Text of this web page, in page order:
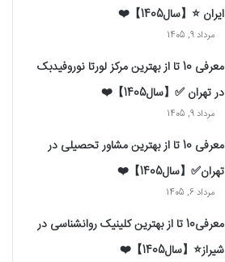
ایران ⭐【سال1405】❤️
مرداد 9, 1405
معرفی 10 تا از بهترین مرکز لورتا نوروفیدبک
در تهران ✅【سال1405】❤️
مرداد 9, 1405
معرفی 10 تا از بهترین مشاور تحصیلی در
تهران✅【سال1405】❤️
مرداد 6, 1405
معرفی10 تا از بهترین کلینیک روانشناسی در
شیراز⭐【سال1405】❤️